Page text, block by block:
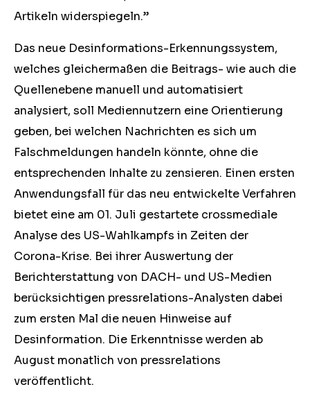
Artikeln widerspiegeln.”
Das neue Desinformations-Erkennungssystem,
welches gleichermaßen die Beitrags- wie auch die
Quellenebene manuell und automatisiert
analysiert, soll Mediennutzern eine Orientierung
geben, bei welchen Nachrichten es sich um
Falschmeldungen handeln könnte, ohne die
entsprechenden Inhalte zu zensieren. Einen ersten
Anwendungsfall für das neu entwickelte Verfahren
bietet eine am 01. Juli gestartete crossmediale
Analyse des US-Wahlkampfs in Zeiten der
Corona-Krise. Bei ihrer Auswertung der
Berichterstattung von DACH- und US-Medien
berücksichtigen pressrelations-Analysten dabei
zum ersten Mal die neuen Hinweise auf
Desinformation. Die Erkenntnisse werden ab
August monatlich von pressrelations
veröffentlicht.